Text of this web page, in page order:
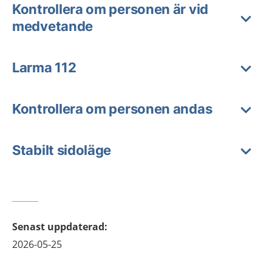
Kontrollera om personen är vid
medvetande
Larma 112
Kontrollera om personen andas
Stabilt sidoläge
Senast uppdaterad:
2026-05-25